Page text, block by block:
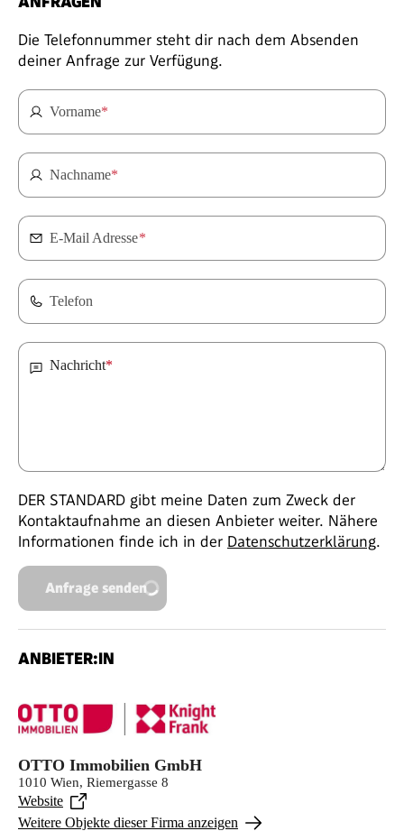
Die Telefonnummer steht dir nach dem Absenden
deiner Anfrage zur Verfügung.
Vorname*
Nachname*
E-Mail Adresse*
Telefon
Nachricht*
DER STANDARD gibt meine Daten zum Zweck der
Kontaktaufnahme an diesen Anbieter weiter. Nähere
Informationen finde ich in der Datenschutzerklärung.
Anfrage senden
ANBIETER:IN
OTTO Immobilien GmbH
1010 Wien, Riemergasse 8
Website
Weitere Objekte dieser Firma anzeigen